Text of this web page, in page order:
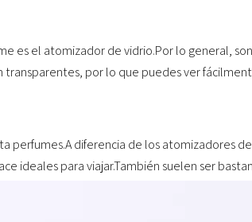
es el atomizador de vidrio.Por lo general,
por lo que puedes ver
perfumes.A diferencia de los atomizadores
ideales para viajar.También suelen ser